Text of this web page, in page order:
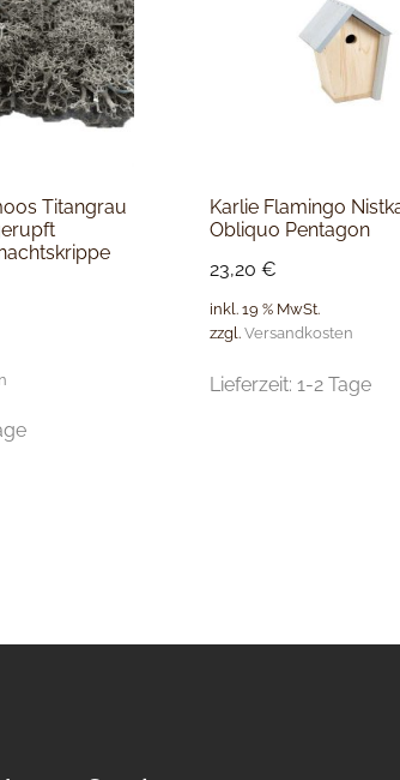
Titangrau
Karlie Flamingo
Obliquo Pentagon
23,20 €
inkl. 19 % MwSt.
zzgl. Versandkosten
Lieferzeit: 1-2 Tage